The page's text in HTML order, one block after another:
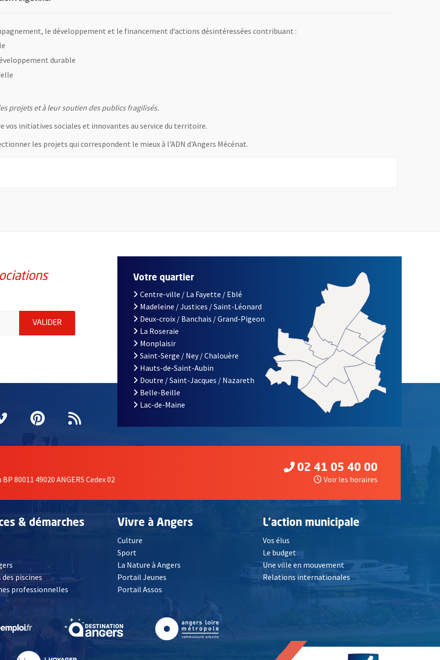
le développement et le financement d’actions désintéressées contribuant :
durable
projets et à leur soutien des publics fragilisés.
vos initiatives sociales et innovantes au service du territoire.
les projets qui correspondent le mieux à l'ADN d'Angers Mécénat.
une nouvelle fenêtre
de la ville d'Angers, indiquez votre email (champ obligatoire)
VALIDER ENVOYER MA DEMANDE D'INSCRIPTION À LA LETTRE D'INFORMATION DES ASSOCIATIONS DE LA VILLE
fenêtrefenêtre
une nouvelle fenêtre
Vimeo
, Ouvre une nouvelle fenêtre
Pinterest
, Ouvre une nouvelle fenêtre
Flux RSS
Votre quartier
Centre-ville / La Fayette / Eblé
Madeleine / Justices / Saint-Léonard
Deux-croix / Banchais / Grand-Pigeon
La Roseraie
Monplaisir
Saint-Serge / Ney / Chalouère
Hauts-de-Saint-Aubin
Doutre / Saint-Jacques / Nazareth
Belle-Beille
Lac-de-Maine
80011 49020 ANGERS Cedex 02
02 41 05 40 00
Voir les horaires
& démarches
, Ouvre une nouvelle fenêtre
piscines
professionnelles
Vivre à Angers
Culture
Sport
La Nature à Angers
Portail Jeunes
Portail Assos
L'action municipale
Vos élus
Le budget
Une ville en mouvement
Relations internationales
fenêtre , Ouvre une nouvelle fenêtre , Ouvre une nouvelle fenêtre, Ouvre une nouvelle fenêtre